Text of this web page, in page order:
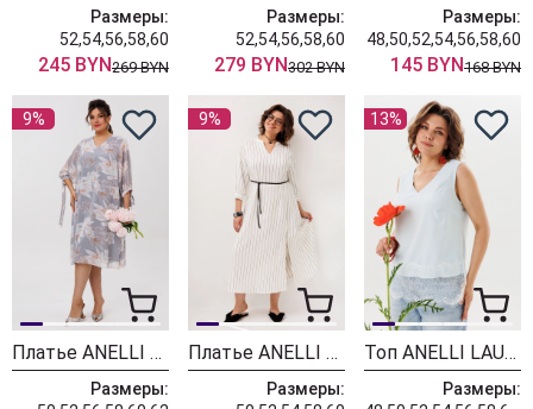
Размеры:
52,54,56,58,60
245 BYN269 BYN
Размеры:
52,54,56,58,60
279 BYN302 BYN
Размеры:
48,50,52,54,56,58,60
145 BYN168 BYN
9%
Платье ANELLI LAUREL 1898 пепельный цветок
Размеры:
9%
Платье ANELLI LAUREL 1846 белоснежная фея
Размеры:
13%
Топ ANELLI LAUREL 1664 голубой кристалл
Размеры: